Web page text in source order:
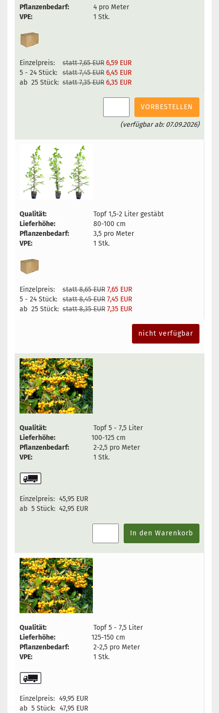
Pflanzenbedarf:
4 pro Meter
VPE:
1 Stk.
Einzelpreis: statt 7,65 EUR 6,59 EUR
5 - 24 Stück:
statt 7,45 EUR 6,45 EUR
ab 25 Stück: statt 7,35 EUR 6,35 EUR
VORBESTELLEN
(verfügbar ab: 07.09.2026)
Qualität:
Topf 1,5-2 Liter gestäbt
Lieferhöhe:
80-100 cm
Pflanzenbedarf:
3,5 pro Meter
VPE:
1 Stk.
Einzelpreis: statt 8,65 EUR 7,65 EUR
5 - 24 Stück:
statt 8,45 EUR 7,45 EUR
ab 25 Stück: statt 8,35 EUR 7,35 EUR
nicht verfügbar
Qualität:
Topf 5 - 7,5 Liter
Lieferhöhe:
100-125 cm
Pflanzenbedarf:
2-2,5 pro Meter
VPE:
1 Stk.
Einzelpreis: 45,95 EUR
ab 5 Stück: 42,95 EUR
In den Warenkorb
Qualität:
Topf 5 - 7,5 Liter
Lieferhöhe:
125-150 cm
Pflanzenbedarf:
2-2,5 pro Meter
VPE:
1 Stk.
Einzelpreis: 49,95 EUR
ab 5 Stück: 47,95 EUR